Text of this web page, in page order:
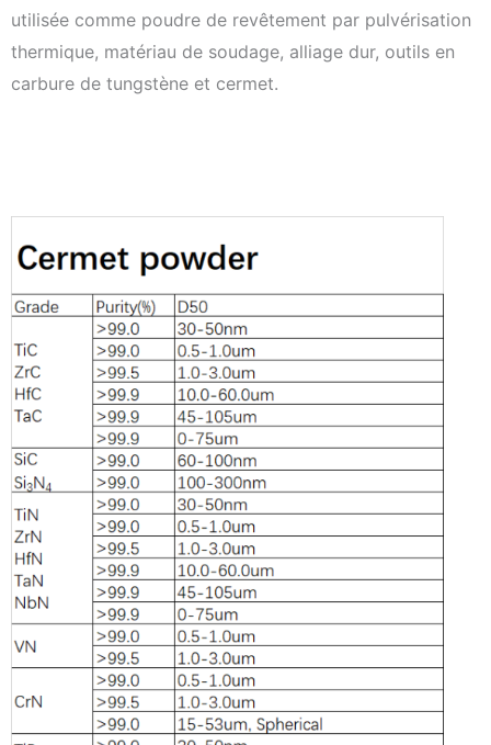
utilisée comme poudre de revêtement par pulvérisation
thermique, matériau de soudage, alliage dur, outils en
carbure de tungstène et cermet.